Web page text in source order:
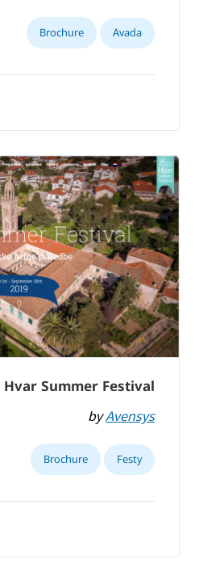
Avada
Brochure
Hvar Summer Festival
byAvensys
Festy
Brochure